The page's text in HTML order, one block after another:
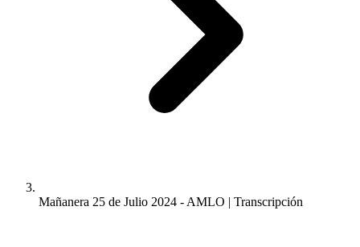
Mañanera 25 de Julio 2024 - AMLO | Transcripción